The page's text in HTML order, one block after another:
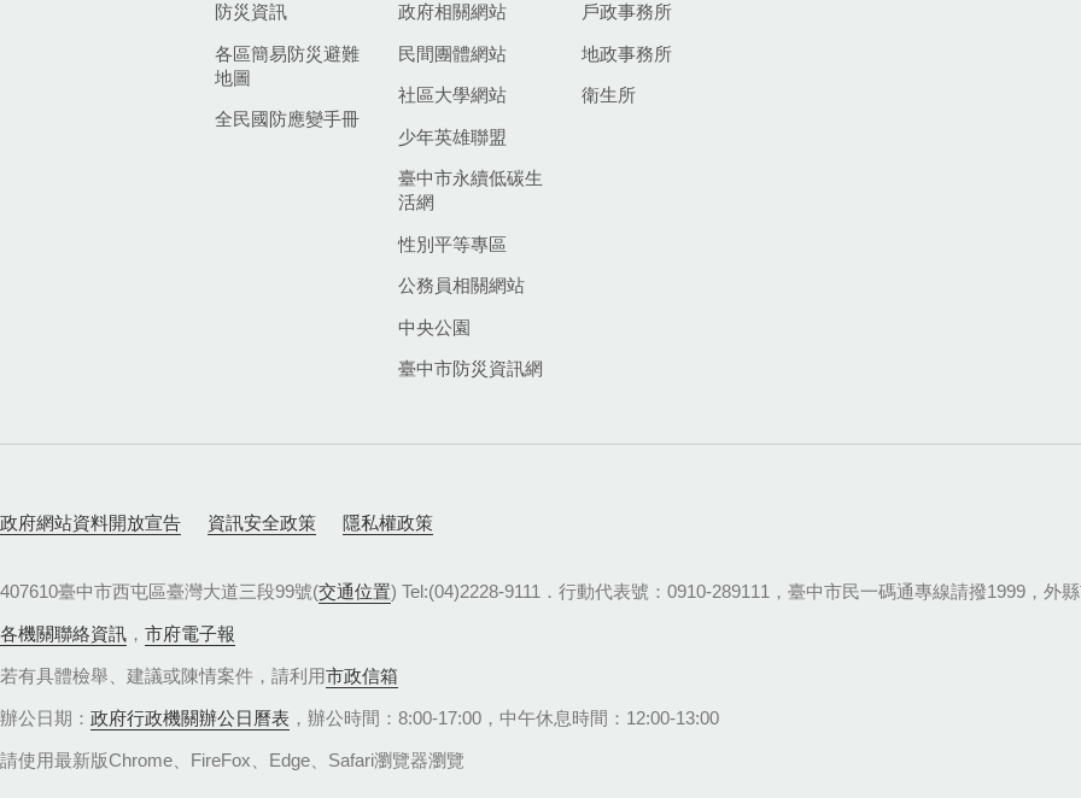
防災資訊
各區簡易防災避難
地圖
全民國防應變手冊
政府相關網站
民間團體網站
社區大學網站
少年英雄聯盟
臺中市永續低碳生
活網
性別平等專區
公務員相關網站
中央公園
臺中市防災資訊網
戶政事務所
地政事務所
衛生所
政府網站資料開放宣告 資訊安全政策 隱私權政策
407610臺中市西屯區臺灣大道三段99號(交通位置) Tel:(04)2228-9111．行動代表號：0910-289111，臺中市民一碼通專線請撥1999，外
各機關聯絡資訊 ， 市府電子報
若有具體檢舉、建議或陳情案件，請利用市政信箱
辦公日期： 政府行政機關辦公日曆表 ，辦公時間：8:00-17:00，中午休息時間：12:00-13:00
請使用最新版Chrome、FireFox、Edge、Safari瀏覽器瀏覽